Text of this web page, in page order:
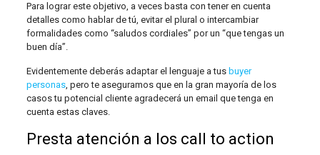
Para lograr este objetivo, a veces basta con tener en cuenta
detalles como hablar de tú, evitar el plural o intercambiar
formalidades como “saludos cordiales” por un “que tengas un
buen día”.
Evidentemente deberás adaptar el lenguaje a tus buyer
personas, pero te aseguramos que en la gran mayoría de los
casos tu potencial cliente agradecerá un email que tenga en
cuenta estas claves.
Presta atención a los call to action